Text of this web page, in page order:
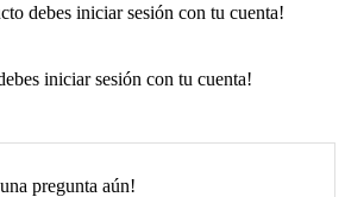
debes iniciar sesión con tu cuenta!
iniciar sesión con tu cuenta!
pregunta aún!